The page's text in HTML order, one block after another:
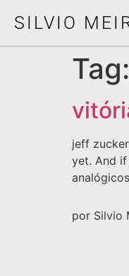
SILVIO
Tag:
jeff
yet. And
por Silvio